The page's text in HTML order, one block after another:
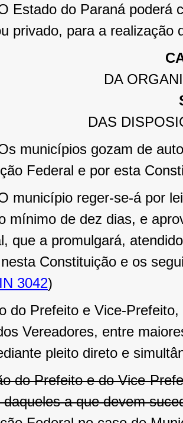
Estado do Paraná poderá
privado, para a realização
DA
DAS
municípios gozam de
Federal e por esta
município reger-se-á por
mínimo de dez dias, e
que a promulgará,
Constituição e os
3042)
do Prefeito e Vice-
Vereadores, entre
pleito direto e
do Prefeito e do Vice-
a que devem